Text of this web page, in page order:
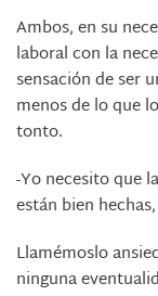
Ambos, en su
laboral con la
sensación de ser
menos de lo que
tonto.
-Yo necesito que
están bien
Llamémoslo
ninguna